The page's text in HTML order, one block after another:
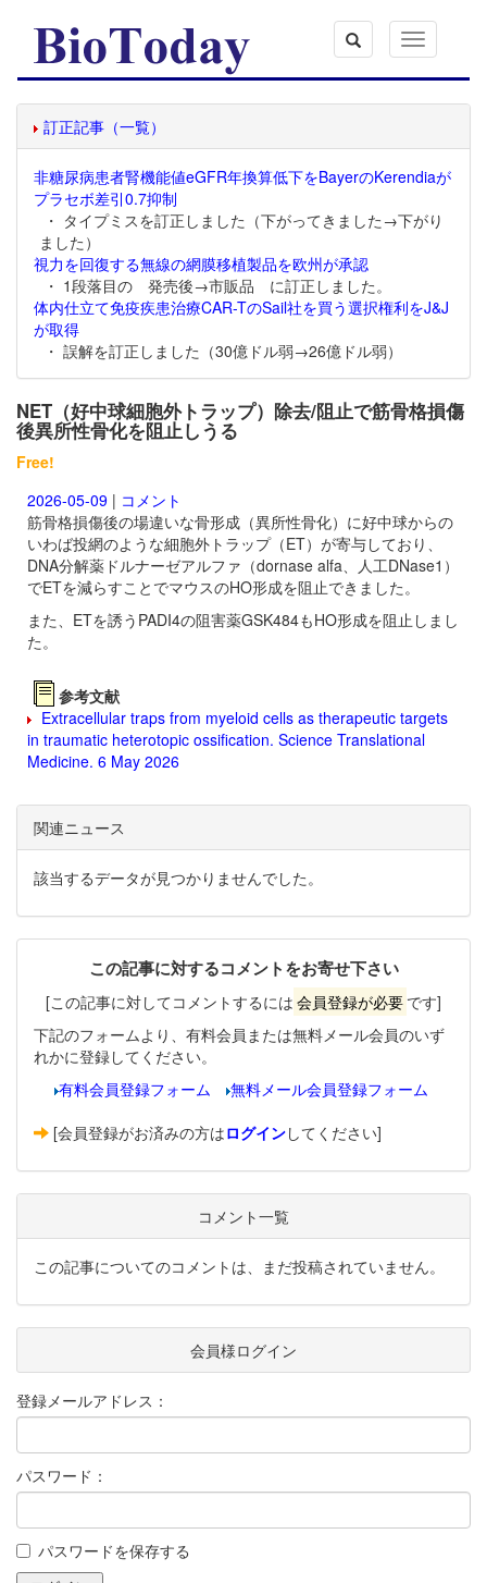
Toggle
navigation
訂正記事（一覧）
非糖尿病患者腎機能値eGFR年換算低下をBayerのKerendiaが
プラセボ差引0.7抑制
・ タイプミスを訂正しました（下がってきました→下がり
ました）
視力を回復する無線の網膜移植製品を欧州が承認
・ 1段落目の 発売後→市販品 に訂正しました。
体内仕立て免疫疾患治療CAR-TのSail社を買う選択権利をJ&J
が取得
・ 誤解を訂正しました（30億ドル弱→26億ドル弱）
NET（好中球細胞外トラップ）除去/阻止で筋骨格損傷
後異所性骨化を阻止しうる
Free!
2026-05-09 | コメント
筋骨格損傷後の場違いな骨形成（異所性骨化）に好中球からの
いわば投網のような細胞外トラップ（ET）が寄与しており、
DNA分解薬 ドルナーゼアルファ（dornase alfa、人工DNase1）
でETを減らすことでマウスのHO形成を阻止できました。
また、ETを誘うPADI4の阻害薬GSK484もHO形成を阻止しまし
た。
参考文献
Extracellular traps from myeloid cells as therapeutic targets
in traumatic heterotopic ossification. Science Translational
Medicine. 6 May 2026
関連ニュース
該当するデータが見つかりませんでした。
この記事に対するコメントをお寄せ下さい
[この記事に対してコメントするには 会員登録が必要 です]
下記のフォームより、有料会員または無料メール会員のいず
れかに登録してください。
有料会員登録フォーム
無料メール会員登録フォーム
[会員登録がお済みの方はログインしてください]
コメント一覧
この記事についてのコメントは、まだ投稿されていません。
会員様ログイン
登録メールアドレス：
パスワード：
パスワードを保存する